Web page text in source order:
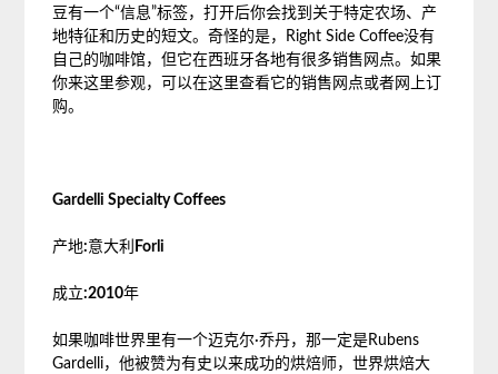
豆有一个“信息”标签，打开后你会找到关于特定农场、产
地特征和历史的短文。奇怪的是，Right Side Coffee没有
自己的咖啡馆，但它在西班牙各地有很多销售网点。如果
你来这里参观，可以在这里查看它的销售网点或者网上订
购。
Gardelli Specialty Coffees
产地:意大利 Forli
成立:2010年
如果咖啡世界里有一个迈克尔·乔丹，那一定是Rubens
Gardelli，他被赞为有史以来成功的烘焙师，世界烘焙大